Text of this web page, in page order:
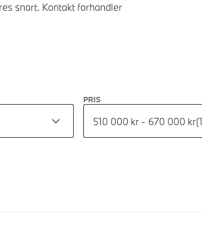
snart. Kontakt forhandler
PRIS
510 000 kr - 670 000 kr(1